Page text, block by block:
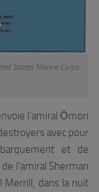
States Marine Corps
l’amiral Ōmori
avec pour
et de
l’amiral Sherman
Merrill, dans la nuit